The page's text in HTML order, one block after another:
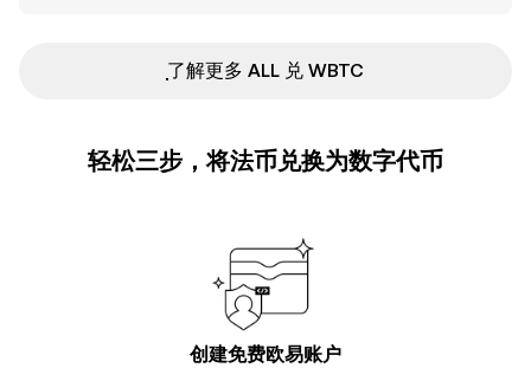
ִִִִִִִִִִִִִִִִִִִִִִִִִִִִִִִִִִִִִִִִִִִִִִִ了解更多 ALL 兑 WBTC
轻松三步，将法币兑换为数字代币
创建免费欧易账户